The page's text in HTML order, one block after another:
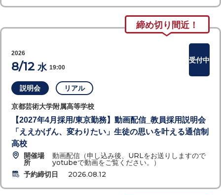
締め切り間近！
説明会 リアル
京都芸術大学附属高等学校
【2027年4月採用/東京勤務】動画配信_教員採用説明会
「ええかげん、変わりたい」生徒の思いを叶える通信制
高校
開催場
所
動画配信（申し込み後、URLをお送りしますので
yotubeで動画をご覧ください。）
予約締切日
2026.08.12
2026
8/12 水 19:00
受付中